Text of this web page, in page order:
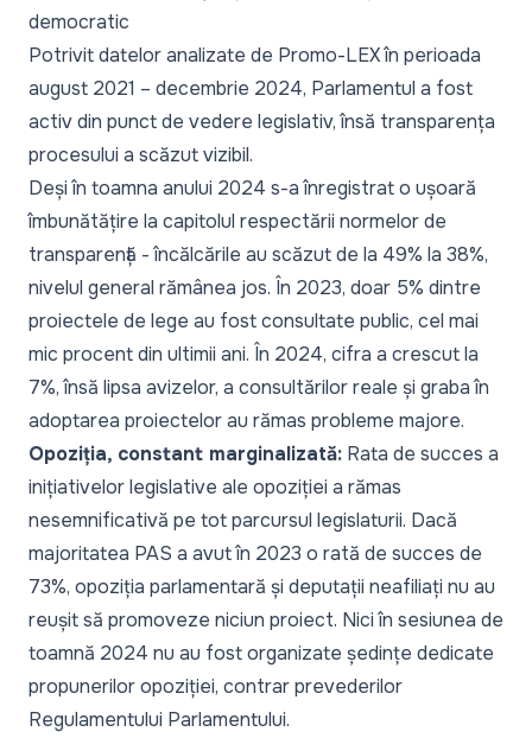
democratic
Potrivit datelor analizate de Promo-LEX în perioada
august 2021 – decembrie 2024, Parlamentul a fost
activ din punct de vedere legislativ, însă transparența
procesului a scăzut vizibil.
Deși în toamna anului 2024 s-a înregistrat o ușoară
îmbunătățire la capitolul respectării normelor de
transparență - încălcările au scăzut de la 49% la 38%,
nivelul general rămânea jos. În 2023, doar 5% dintre
proiectele de lege au fost consultate public, cel mai
mic procent din ultimii ani. În 2024, cifra a crescut la
7%, însă lipsa avizelor, a consultărilor reale și graba în
adoptarea proiectelor au rămas probleme majore.
Opoziția, constant marginalizată: Rata de succes a
inițiativelor legislative ale opoziției a rămas
nesemnificativă pe tot parcursul legislaturii. Dacă
majoritatea PAS a avut în 2023 o rată de succes de
73%, opoziția parlamentară și deputații neafiliați nu au
reușit să promoveze niciun proiect. Nici în sesiunea de
toamnă 2024 nu au fost organizate ședințe dedicate
propunerilor opoziției, contrar prevederilor
Regulamentului Parlamentului.